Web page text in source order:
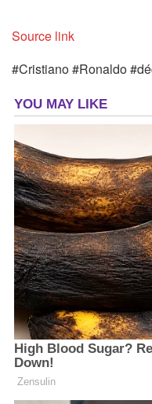
Source link
#Cristiano #Ronaldo